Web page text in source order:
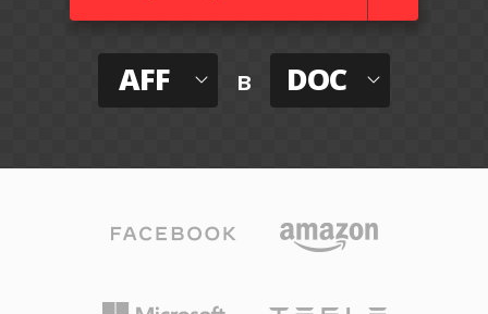
AFF в DOC